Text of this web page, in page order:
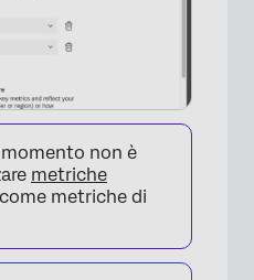
momento non è
metriche
come metriche di